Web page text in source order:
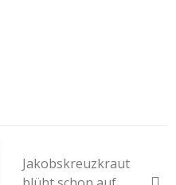
Jakobskreuzkraut